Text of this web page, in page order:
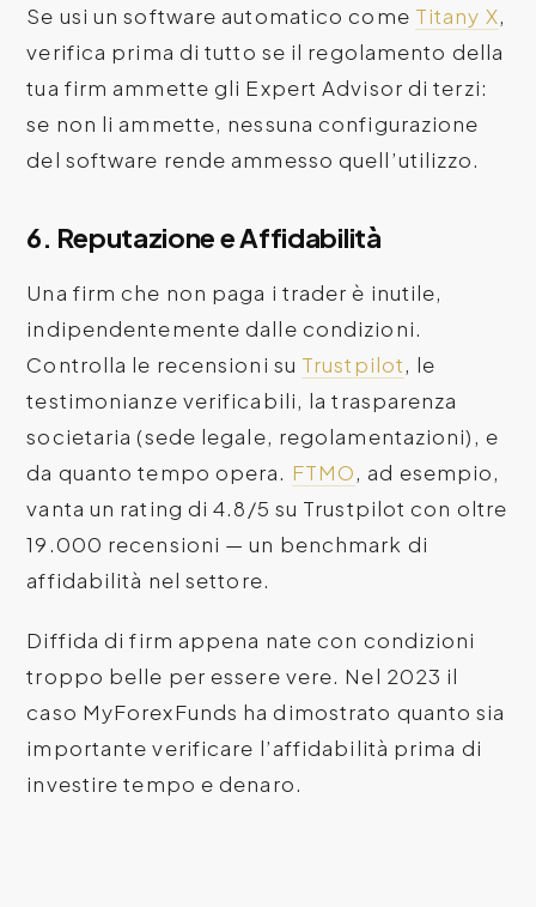
Se usi un software automatico come Titany X,
verifica prima di tutto se il regolamento della
tua firm ammette gli Expert Advisor di terzi:
se non li ammette, nessuna configurazione
del software rende ammesso quell’utilizzo.
6. Reputazione e Affidabilità
Una firm che non paga i trader è inutile,
indipendentemente dalle condizioni.
Controlla le recensioni su Trustpilot, le
testimonianze verificabili, la trasparenza
societaria (sede legale, regolamentazioni), e
da quanto tempo opera. FTMO, ad esempio,
vanta un rating di 4.8/5 su Trustpilot con oltre
19.000 recensioni — un benchmark di
affidabilità nel settore.
Diffida di firm appena nate con condizioni
troppo belle per essere vere. Nel 2023 il
caso MyForexFunds ha dimostrato quanto sia
importante verificare l’affidabilità prima di
investire tempo e denaro.